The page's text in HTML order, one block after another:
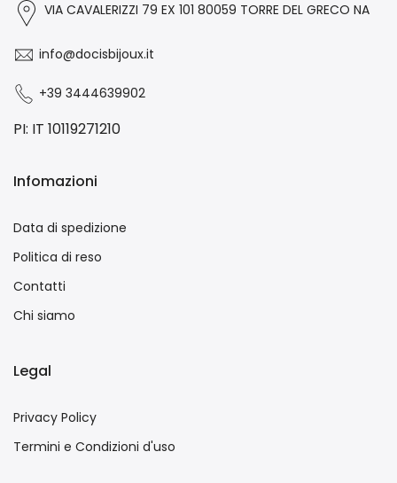
VIA CAVALERIZZI 79 EX 101 80059 TORRE DEL GRECO NA
info@docisbijoux.it
+39 3444639902
PI: IT 10119271210
Infomazioni
Data di spedizione
Politica di reso
Contatti
Chi siamo
Legal
Privacy Policy
Termini e Condizioni d'uso